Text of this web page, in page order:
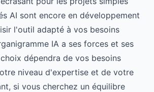
AI sont encore en développement
l'outil adapté à vos besoins
IA a ses forces et ses
dépendra de vos besoins
niveau d'expertise et de votre
si vous cherchez un équilibre